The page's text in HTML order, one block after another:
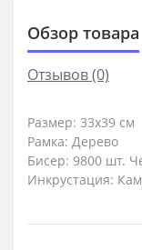
Обзор товара
Отзывов (0)
Размер: 33х39 см
Рамка: Дерево
Бисер: 9800 шт.
Инкрустация: